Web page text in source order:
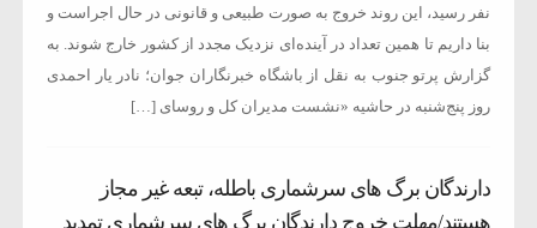
نفر رسید، این روند خروج به صورت طبیعی و قانونی در حال اجراست و
بنا داریم تا همین تعداد در آینده‌ای نزدیک مجدد از کشور خارج شوند. به
گزارش پرتو جنوب به نقل از باشگاه خبرنگاران جوان؛ نادر یار احمدی
روز پنج‌شنبه در حاشیه «نشست مدیران کل و روسای […]
دارندگان برگ های سرشماری باطله، تبعه غیر مجاز
هستند/مهلت خروج دارندگان برگ های سرشماری تمدید